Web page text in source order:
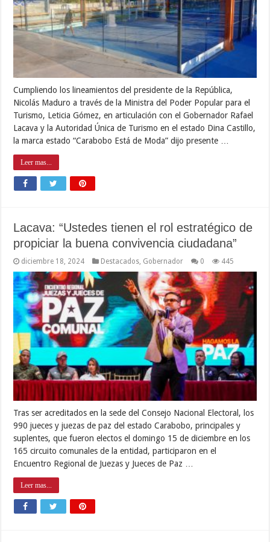
Cumpliendo los lineamientos del presidente de la República,
Nicolás Maduro a través de la Ministra del Poder Popular para el
Turismo, Leticia Gómez, en articulación con el Gobernador Rafael
Lacava y la Autoridad Única de Turismo en el estado Dina Castillo,
la marca estado “Carabobo Está de Moda” dijo presente …
Leer mas...
Lacava: “Ustedes tienen el rol estratégico de
propiciar la buena convivencia ciudadana”
diciembre 18, 2024 Destacados Gobernador 0 445
Tras ser acreditados en la sede del Consejo Nacional Electoral, los
990 jueces y juezas de paz del estado Carabobo, principales y
suplentes, que fueron electos el domingo 15 de diciembre en los
165 circuito comunales de la entidad, participaron en el
Encuentro Regional de Juezas y Jueces de Paz …
Leer mas...